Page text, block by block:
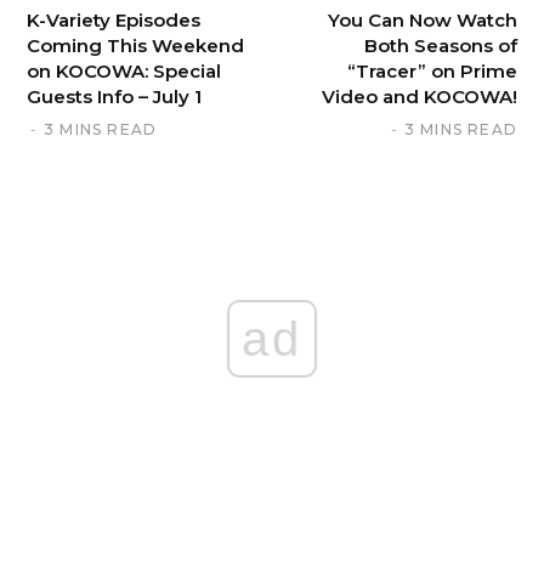
K-Variety Episodes
Coming This Weekend
on KOCOWA: Special
Guests Info – July 1
3 MINS READ
You Can Now Watch
Both Seasons of
“Tracer” on Prime
Video and KOCOWA!
3 MINS READ
ad